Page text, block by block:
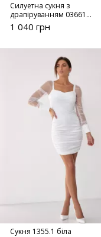
Силуетна сукня з
драпіруванням 03661
молочна
1 040 грн
Сукня 1355.1 біла